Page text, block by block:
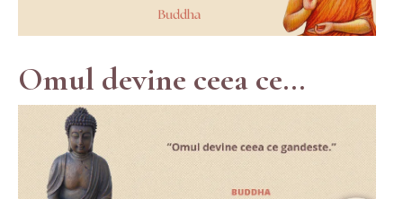
Omul devine ceea ce...